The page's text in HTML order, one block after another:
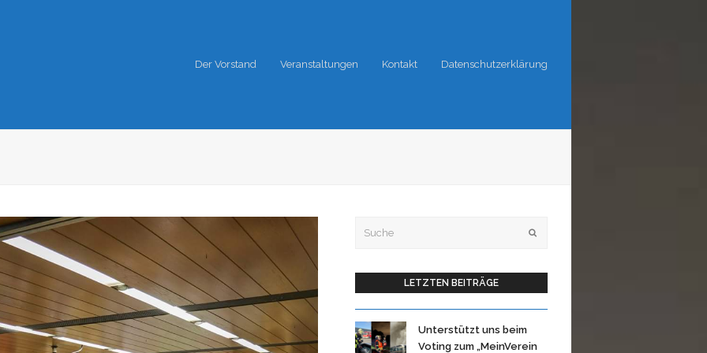
Der Vorstand Veranstaltungen Kontakt Datenschutzerklärung
LETZTEN BEITRÄGE
Unterstützt uns beim
Voting zum „MeinVerein